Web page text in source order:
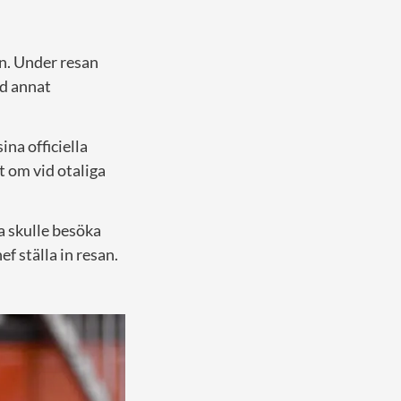
Under resan
annat
officiella
om vid otaliga
skulle besöka
ställa in resan.